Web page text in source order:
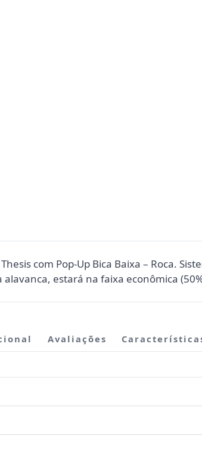
com Pop-Up Bica Baixa – Roca.
estará na faixa econômica
Avaliações